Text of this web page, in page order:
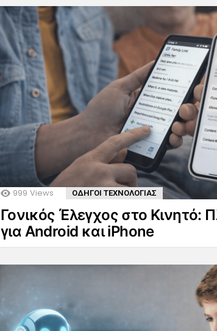
999 Views ΟΔΗΓΟΙ ΤΕΧΝΟΛΟΓΙΑΣ
Γονικός Έλεγχος στο Κινητό:
για Android και iPhone